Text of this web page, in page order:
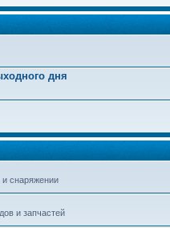
дня
снаряжении
и запчастей